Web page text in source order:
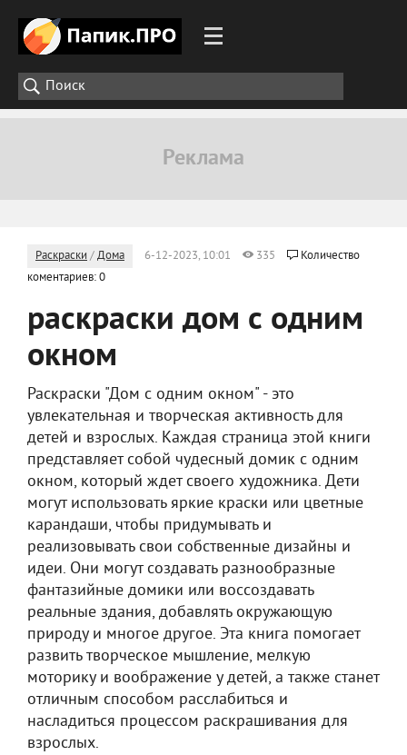
Раскраски /Дома 6-12-2023, 10:01 335
Количество
коментариев: 0
раскраски дом с одним
окном
Раскраски "Дом с одним окном" - это
увлекательная и творческая активность для
детей и взрослых. Каждая страница этой книги
представляет собой чудесный домик с одним
окном, который ждет своего художника. Дети
могут использовать яркие краски или цветные
карандаши, чтобы придумывать и
реализовывать свои собственные дизайны и
идеи. Они могут создавать разнообразные
фантазийные домики или воссоздавать
реальные здания, добавлять окружающую
природу и многое другое. Эта книга помогает
развить творческое мышление, мелкую
моторику и воображение у детей, а также станет
отличным способом расслабиться и
насладиться процессом раскрашивания для
взрослых.